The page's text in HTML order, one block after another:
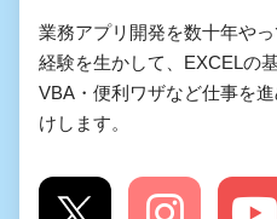
業務アプリ開発を数十年や
経験を生かして、EXCELの
VBA・便利ワザなど仕事を
けします。